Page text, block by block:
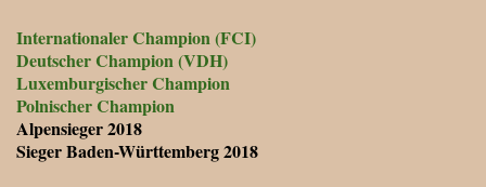
Internationaler Champion (FCI)
Deutscher Champion (VDH)
Luxemburgischer Champion
Polnischer Champion
Alpensieger 2018
Sieger Baden-Württemberg 2018